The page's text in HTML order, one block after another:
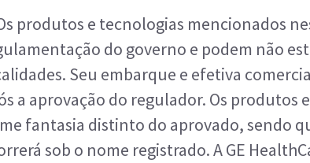
produtos e tecnologias mencionados
do governo e podem não
Seu embarque e efetiva
a aprovação do regulador. Os produtos
fantasia distinto do aprovado, sendo
sob o nome registrado. A GE